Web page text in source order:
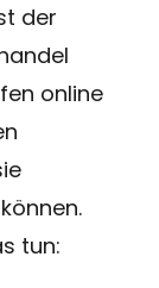
der
online
tun: